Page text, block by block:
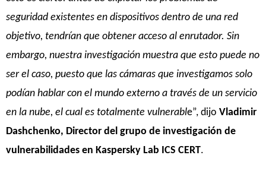
seguridad existentes en dispositivos dentro de una red
objetivo, tendrían que obtener acceso al enrutador. Sin
embargo, nuestra investigación muestra que esto puede no
ser el caso, puesto que las cámaras que investigamos solo
podían hablar con el mundo externo a través de un servicio
en la nube, el cual es totalmente vulnerable”, dijo Vladimir
Dashchenko, Director del grupo de investigación de
vulnerabilidades en Kaspersky Lab ICS CERT.